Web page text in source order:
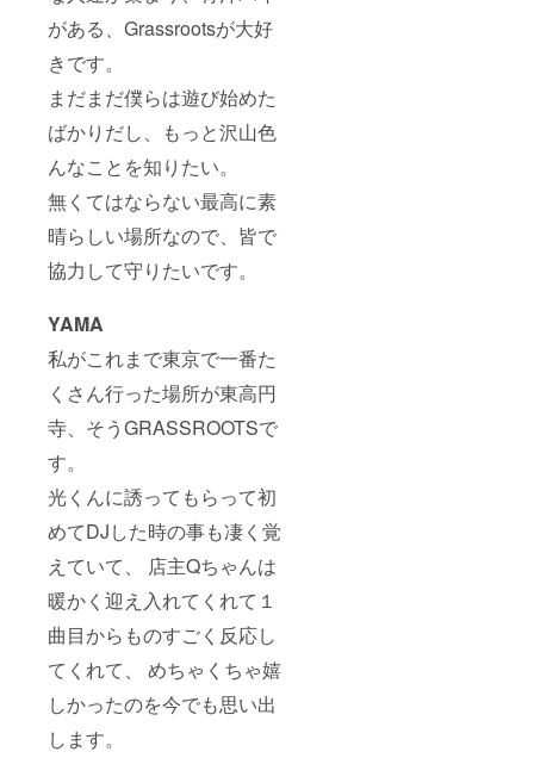
がある、Grassrootsが大好
きです。
まだまだ僕らは遊び始めた
ばかりだし、もっと沢山色
んなことを知りたい。
無くてはならない最高に素
晴らしい場所なので、皆で
協力して守りたいです。
YAMA
私がこれまで東京で一番た
くさん行った場所が東高円
寺、そうGRASSROOTSで
す。
光くんに誘ってもらって初
めてDJした時の事も凄く覚
えていて、 店主Qちゃんは
暖かく迎え入れてくれて１
曲目からものすごく反応し
てくれて、 めちゃくちゃ嬉
しかったのを今でも思い出
します。